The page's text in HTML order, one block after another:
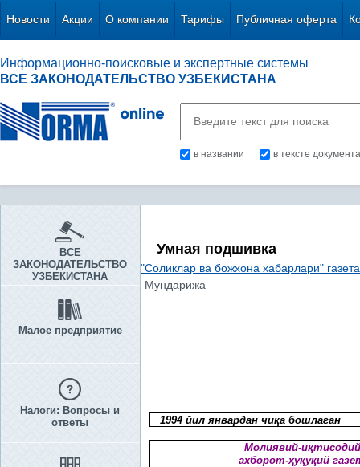
Новости Акции О компании Тарифы Публичная оферта
Информационно-поисковые и экспертные системы
ВСЕ ЗАКОНОДАТЕЛЬСТВО УЗБЕКИСТАНА
в названии в тексте документа
ВСЕ
ЗАКОНОДАТЕЛЬСТВО
УЗБЕКИСТАНА
Малое предприятие
Налоги: Вопросы и
ответы
Умная подшивка
"Соликлар ва божхона хабарлари"
Мундарижа
1994 йил январдан чиқа бошлаган
Молиявий-иқ
ахборот-ҳуқуқий